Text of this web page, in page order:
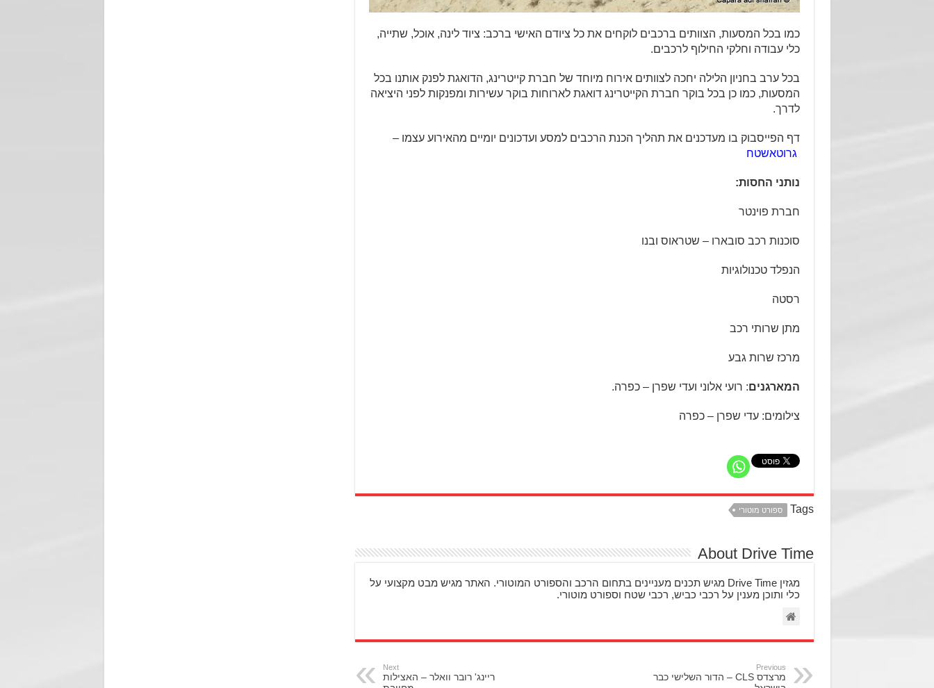
כמו בכל המסעות, הצוותים ברכבים לוקחים את כל ציודם האישי ברכב: ציוד לינה, אוכל, שתייה,
כלי עבודה וחלקי החילוף לרכבים.
בכל ערב בחניון הלילה יחכה לצוותים אירוח מיוחד של חברת קייטרינג, הדואגת לפנק אותנו בכל
המסעות, כמו כן בכל בוקר חברת הקייטרינג דואגת לארוחות בוקר עשירות ומפנקות לפני היציאה
לדרך.
דף הפייסבוק בו מעדכנים את תהליך הכנת הרכבים למסע ועדכונים יומיים מהאירוע עצמו –
גרוטאשטח
נותני החסות:
חברת פוינטר
סוכנות רכב סובארו – שטראוס ובנו
הנפלד טכנולוגיות
רסטה
מתן שרותי רכב
מרכז שרות גבע
המארגנים: רועי אלוני ועדי שפרן – כפרה.
צילומים: עדי שפרן – כפרה
Tags ספורט מוטורי
About Drive Time
מגזין Drive Time מגיש תכנים מעניינים בתחום הרכב והספורט המוטורי. האתר מגיש מבט מקצועי על
כלי ותוכן מענין על רכבי כביש, רכבי שטח וספורט מוטורי.
Previous
מרצדס CLS – הדור השלישי כבר
Next
ריינג' רובר וואלר – האצילות